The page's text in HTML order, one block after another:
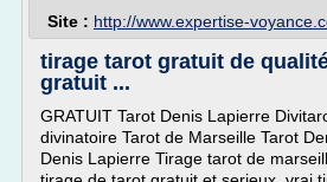
Site : http://www.expertise-
tirage tarot gratuit de
gratuit ...
GRATUIT Tarot Denis Lapierre
divinatoire Tarot de Marseille Tarot
Denis Lapierre Tirage tarot de